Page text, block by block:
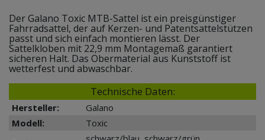
Der Galano Toxic MTB-Sattel ist ein preisgünstiger
Fahrradsattel, der auf Kerzen- und Patentsattelstützen
passt und sich einfach montieren lässt. Der
Sattelkloben mit 22,9 mm Montagemaß garantiert
sicheren Halt. Das Obermaterial aus Kunststoff ist
wetterfest und abwaschbar.
Technische Daten:
Hersteller:
Galano
Modell:
Toxic